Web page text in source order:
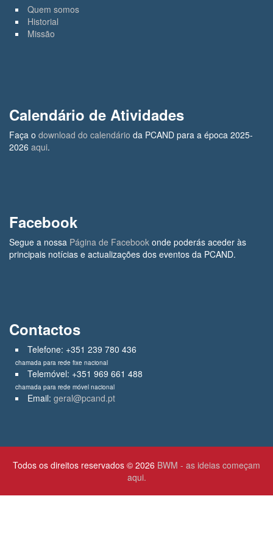
Quem somos
Historial
Missão
Calendário de Atividades
Faça o download do calendário da PCAND para a época 2025-
2026 aqui.
Facebook
Segue a nossa Página de Facebook onde poderás aceder às
principais notícias e actualizações dos eventos da PCAND.
Contactos
Telefone: +351 239 780 436
chamada para rede fixe nacional
Telemóvel: +351 969 661 488
chamada para rede móvel nacional
Email: geral@pcand.pt
Todos os direitos reservados © 2026 BWM - as ideias começam
aqui.